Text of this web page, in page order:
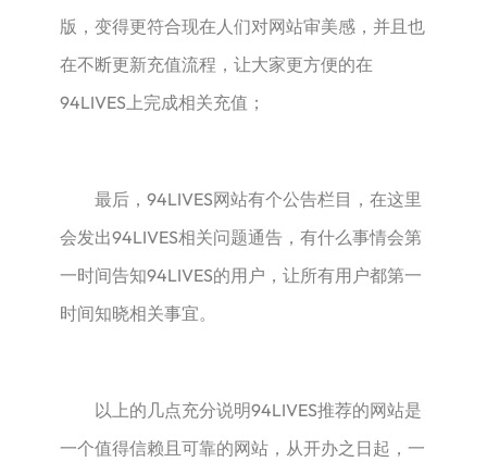
版，变得更符合现在人们对网站审美感，并且也
在不断更新充值流程，让大家更方便的在
94LIVES上完成相关充值；
最后，94LIVES网站有个公告栏目，在这里
会发出94LIVES相关问题通告，有什么事情会第
一时间告知94LIVES的用户，让所有用户都第一
时间知晓相关事宜。
以上的几点充分说明94LIVES推荐的网站是
一个值得信赖且可靠的网站，从开办之日起，一